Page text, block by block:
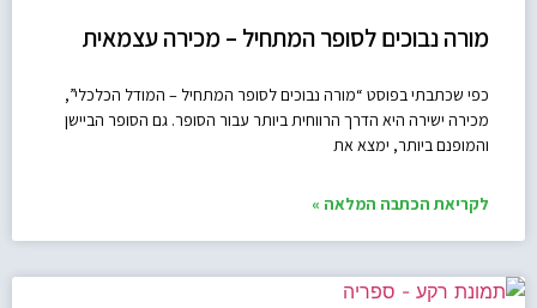
מורה נבוכים לסופר המתחיל – מכירה עצמאית
כפי שכתבתי בפוסט “מורה נבוכים לסופר המתחיל – המודל הכלכלי”,
מכירה ישירה היא הדרך הרווחית ביותר עבור הסופר. גם הסופר הביישן
והמופנם ביותר, ימצא את
לקריאת הכתבה המלאה »